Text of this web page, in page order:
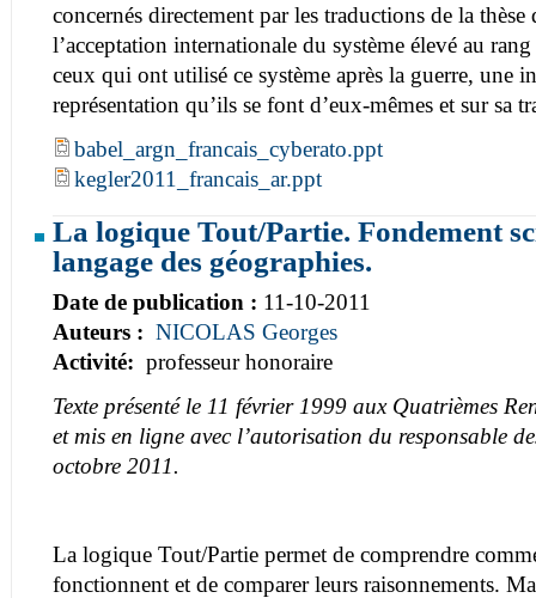
concernés directement par les traductions de la
l’acceptation internationale du système élevé au
ceux qui ont utilisé ce système après la guerre, une
représentation qu’ils se font d’eux-mêmes et sur sa
babel_argn_francais_cyberato.ppt
kegler2011_francais_ar.ppt
La logique Tout/Partie. Fondement
langage des géographies.
Date de publication : 11-10-2011
Auteurs : NICOLAS Georges
Activité: professeur honoraire
Texte présenté le 11 février 1999 aux Quatrièmes
et mis en ligne avec l’autorisation du responsable
octobre 2011.
La logique Tout/Partie permet de comprendre
fonctionnent et de comparer leurs raisonnements.